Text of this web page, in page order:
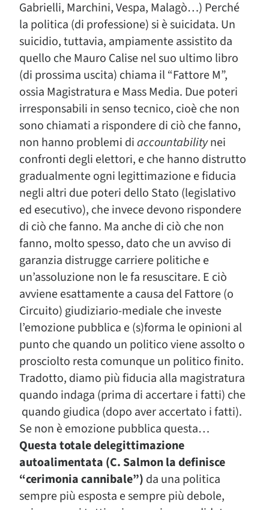
Gabrielli, Marchini, Vespa, Malagò…) Perché
la politica (di professione) si è suicidata. Un
suicidio, tuttavia, ampiamente assistito da
quello che Mauro Calise nel suo ultimo libro
(di prossima uscita) chiama il “Fattore M”,
ossia Magistratura e Mass Media. Due poteri
irresponsabili in senso tecnico, cioè che non
sono chiamati a rispondere di ciò che fanno,
non hanno problemi diaccountabilitynei
confronti degli elettori, e che hanno distrutto
gradualmente ogni legittimazione e fiducia
negli altri due poteri dello Stato (legislativo
ed esecutivo), che invece devono rispondere
di ciò che fanno. Ma anche di ciò che non
fanno, molto spesso, dato che un avviso di
garanzia distrugge carriere politiche e
un’assoluzione non le fa resuscitare. E ciò
avviene esattamente a causa del Fattore (o
Circuito) giudiziario-mediale che investe
l’emozione pubblica e (s)forma le opinioni al
punto che quando un politico viene assolto o
prosciolto resta comunque un politico finito.
Tradotto, diamo più fiducia alla magistratura
quando indaga (prima di accertare i fatti) che
quando giudica (dopo aver accertato i fatti).
Se non è emozione pubblica questa…
Questa totale delegittimazione
autoalimentata (C. Salmon la definisce
“cerimonia cannibale”) da una politica
sempre più esposta e sempre più debole,